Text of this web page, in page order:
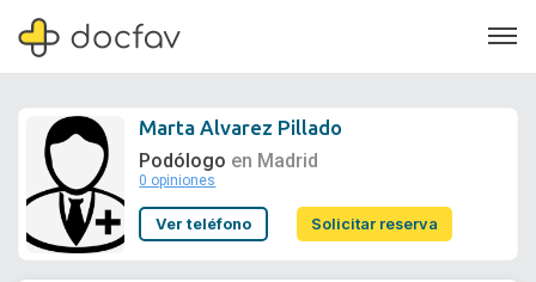
Soporte
Marta Alvarez Pillado
Podólogo en Madrid
0 opiniones
Ver teléfono Solicitar reserva